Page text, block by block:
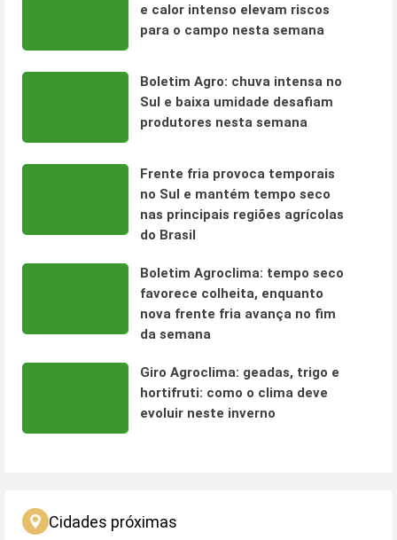
e calor intenso elevam riscos
para o campo nesta semana
Boletim Agro: chuva intensa no
Sul e baixa umidade desafiam
produtores nesta semana
Frente fria provoca temporais
no Sul e mantém tempo seco
nas principais regiões agrícolas
do Brasil
Boletim Agroclima: tempo seco
favorece colheita, enquanto
nova frente fria avança no fim
da semana
Giro Agroclima: geadas, trigo e
hortifruti: como o clima deve
evoluir neste inverno
Cidades próximas